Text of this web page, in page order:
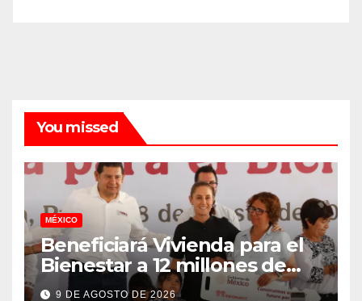
You missed
MÉXICO
Beneficiará Vivienda para el
Bienestar a 12 millones de
familias
9 DE AGOSTO DE 2026